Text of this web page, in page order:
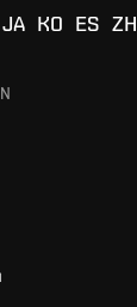
JA KO ES ZH